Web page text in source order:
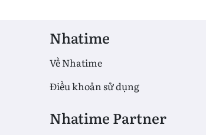
Nhatime
Về Nhatime
Điều khoản sử dụng
Nhatime Partner